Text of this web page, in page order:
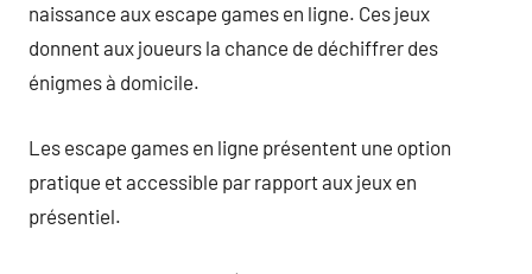
naissance aux escape games en ligne. Ces jeux
donnent aux joueurs la chance de déchiffrer des
énigmes à domicile.
Les escape games en ligne présentent une option
pratique et accessible par rapport aux jeux en
présentiel.